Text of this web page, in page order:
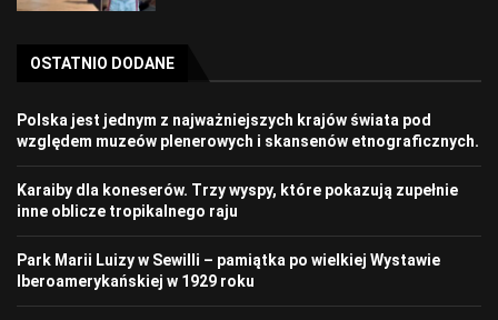
OSTATNIO DODANE
Polska jest jednym z najważniejszych krajów świata pod
względem muzeów plenerowych i skansenów etnograficznych.
Karaiby dla koneserów. Trzy wyspy, które pokazują zupełnie
inne oblicze tropikalnego raju
Park Marii Luizy w Sewilli – pamiątka po wielkiej Wystawie
Iberoamerykańskiej w 1929 roku